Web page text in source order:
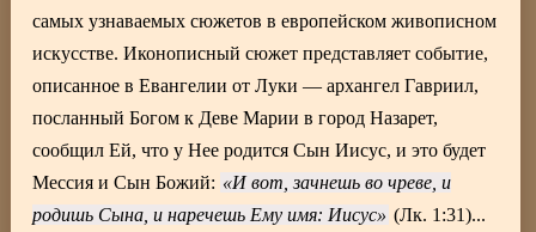
самых узнаваемых сюжетов в европейском живописном
искусстве. Иконописный сюжет представляет событие,
описанное в Евангелии от Луки — архангел Гавриил,
посланный Богом к Деве Марии в город Назарет,
сообщил Ей, что у Нее родится Сын Иисус, и это будет
Мессия и Сын Божий:
И вот, зачнешь во чреве, и
родишь Сына, и наречешь Ему имя: Иисус
(Лк. 1:31)...